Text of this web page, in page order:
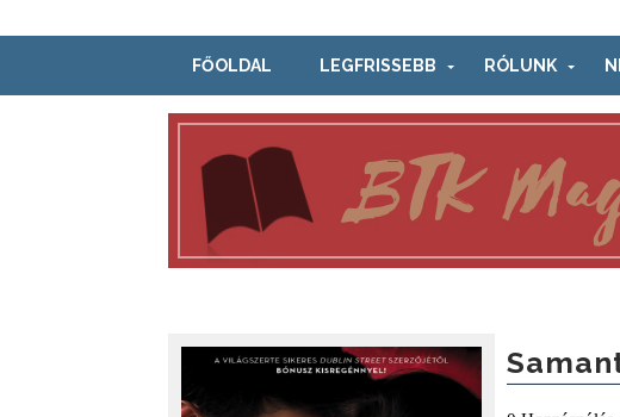
FŐOLDAL LEGFRISSEBB RÓLUNK